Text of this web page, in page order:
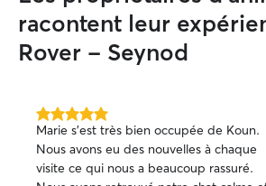
respecte leurs limites et je ne force
jamais les interactions avec d'autres
animaux. Mon objectif est qu'ils se
propriétaires. la garde d'animaux
exotiques ou intrinsèquement
dangereux tels que les serpents ou les
constricteurs venimeux, les primates, les
racontent leur
Rover - Seynod
5.0 étoile(s)
sur
5
Marie s'est très bien occupée de Koun.
Nous avons eu des nouvelles à chaque
visite ce qui nous a beaucoup rassuré.